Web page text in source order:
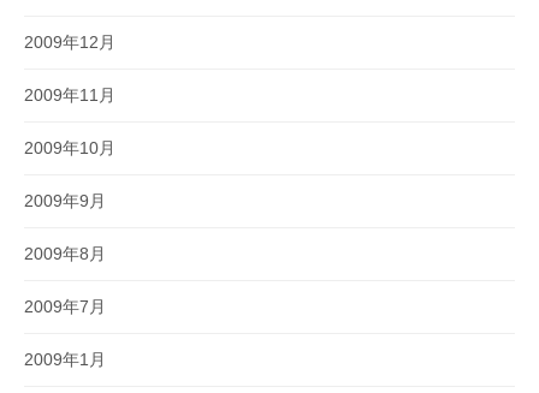
2009年12月
2009年11月
2009年10月
2009年9月
2009年8月
2009年7月
2009年1月